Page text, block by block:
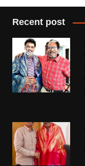
Recent post